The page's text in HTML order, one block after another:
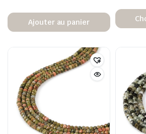
Ajouter au panier